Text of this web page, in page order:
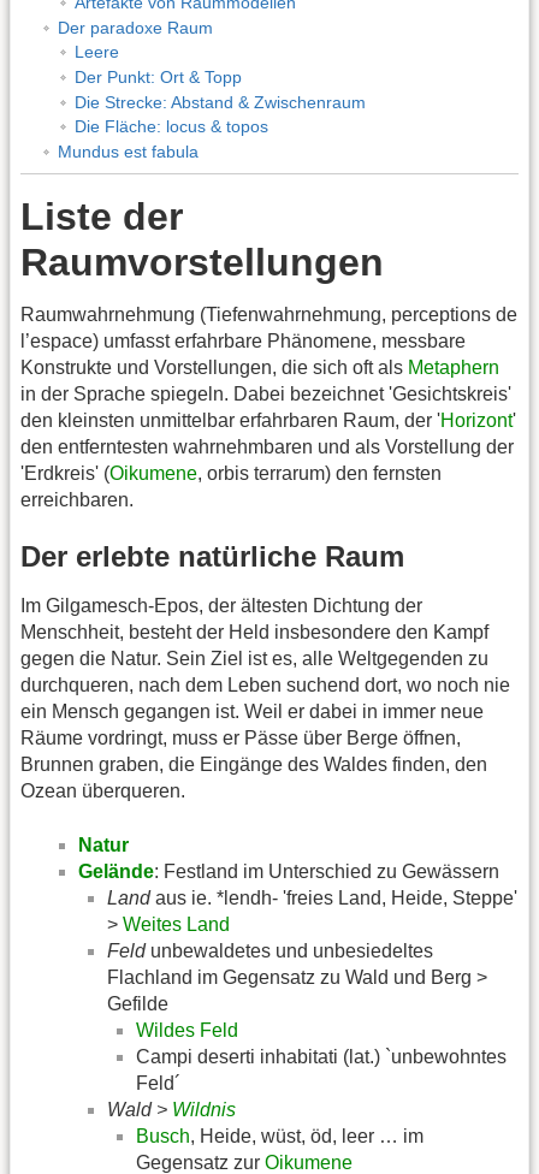
Der paradoxe Raum
Leere
Der Punkt: Ort & Topp
Die Strecke: Abstand & Zwischenraum
Die Fläche: locus & topos
Mundus est fabula
Liste der
Raumvorstellungen
Raumwahrnehmung (Tiefenwahrnehmung, perceptions de
l’espace) umfasst erfahrbare Phänomene, messbare
Konstrukte und Vorstellungen, die sich oft als Metaphern
in der Sprache spiegeln. Dabei bezeichnet 'Gesichtskreis'
den kleinsten unmittelbar erfahrbaren Raum, der 'Horizont'
den entferntesten wahrnehmbaren und als Vorstellung der
'Erdkreis' (Oikumene, orbis terrarum) den fernsten
erreichbaren.
Der erlebte natürliche Raum
Im Gilgamesch-Epos, der ältesten Dichtung der
Menschheit, besteht der Held insbesondere den Kampf
gegen die Natur. Sein Ziel ist es, alle Weltgegenden zu
durchqueren, nach dem Leben suchend dort, wo noch nie
ein Mensch gegangen ist. Weil er dabei in immer neue
Räume vordringt, muss er Pässe über Berge öffnen,
Brunnen graben, die Eingänge des Waldes finden, den
Ozean überqueren.
Natur
Gelände: Festland im Unterschied zu Gewässern
Landaus ie. *lendh- 'freies Land, Heide, Steppe'
> Weites Land
Feldunbewaldetes und unbesiedeltes
Flachland im Gegensatz zu Wald und Berg >
Gefilde
Wildes Feld
Campi deserti inhabitati (lat.) `unbewohntes
Feld´
Wald > Wildnis
Busch, Heide, wüst, öd, leer … im
Gegensatz zur Oikumene